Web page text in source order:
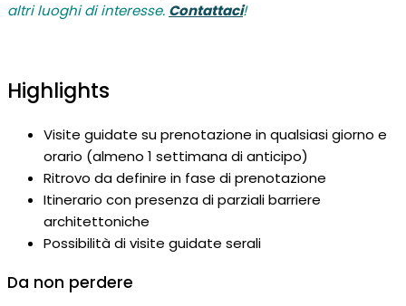
altri luoghi di interesse. Contattaci!
Highlights
Visite guidate su prenotazione in qualsiasi giorno e
orario (almeno 1 settimana di anticipo)
Ritrovo da definire in fase di prenotazione
Itinerario con presenza di parziali barriere
architettoniche
Possibilità di visite guidate serali
Da non perdere